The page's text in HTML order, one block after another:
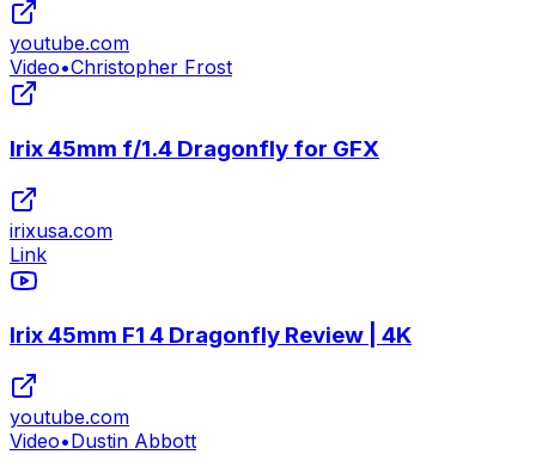
youtube.com
Video•Christopher Frost
Irix 45mm f/1.4 Dragonfly for GFX
irixusa.com
Link
Irix 45mm F1 4 Dragonfly Review | 4K
youtube.com
Video•Dustin Abbott